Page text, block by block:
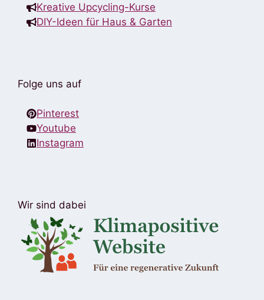
Kreative Upcycling-Kurse
DIY-Ideen für Haus & Garten
Folge uns auf
Pinterest
Youtube
Instagram
Wir sind dabei